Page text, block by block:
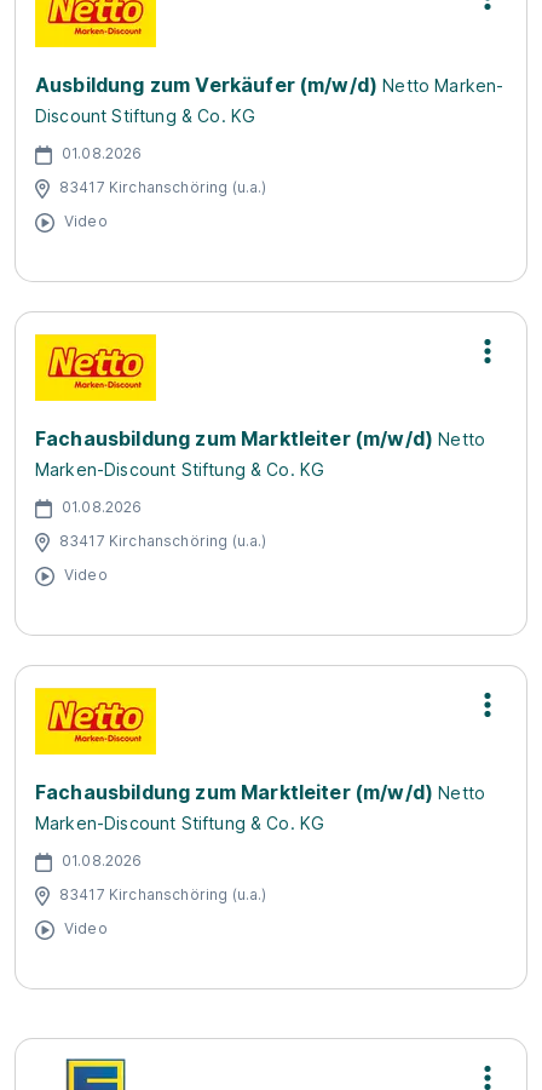
Ausbildung zum Verkäufer (m/w/d) Netto Marken-
Discount Stiftung & Co. KG
01.08.2026
83417 Kirchanschöring (u.a.)
Video
Fachausbildung zum Marktleiter (m/w/d) Netto
Marken-Discount Stiftung & Co. KG
01.08.2026
83417 Kirchanschöring (u.a.)
Video
Fachausbildung zum Marktleiter (m/w/d) Netto
Marken-Discount Stiftung & Co. KG
01.08.2026
83417 Kirchanschöring (u.a.)
Video